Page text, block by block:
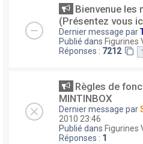
Bienvenue les
(Présentez vous
Dernier message par
Publié dans Figurines
Réponses : 7212 1
Règles de
MINTINBOX
Dernier message par
2010 23:46
Publié dans Figurines
Réponses : 1